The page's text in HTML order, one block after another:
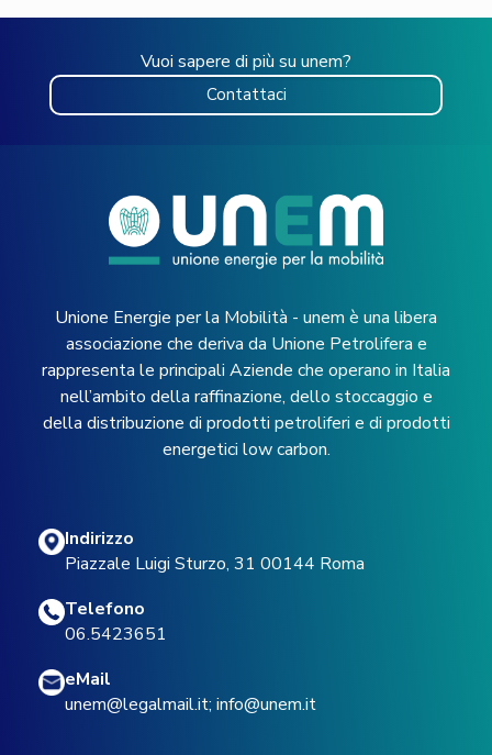
Vuoi sapere di più su unem?
Contattaci
Unione Energie per la Mobilità - unem è una libera
associazione che deriva da Unione Petrolifera e
rappresenta le principali Aziende che operano in Italia
nell’ambito della raffinazione, dello stoccaggio e
della distribuzione di prodotti petroliferi e di prodotti
energetici low carbon.
Indirizzo
Piazzale Luigi Sturzo, 31 00144 Roma
Telefono
06.5423651
eMail
unem@legalmail.it; info@unem.it